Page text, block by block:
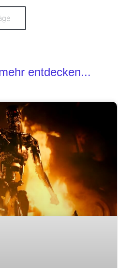
entdecken...